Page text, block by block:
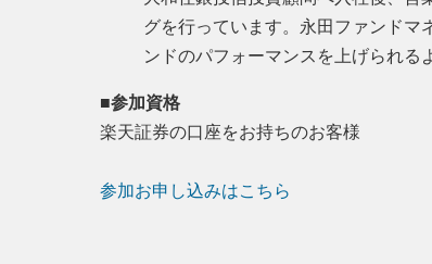
グを行っています。永田ファンドマ
ンドのパフォーマンスを上げられる
■参加資格
楽天証券の口座をお持ちのお客様
参加お申し込みはこちら